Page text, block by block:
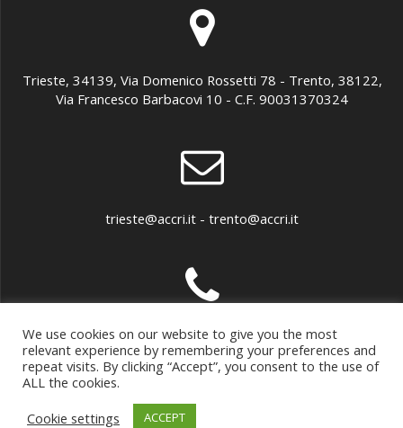
Trieste, 34139, Via Domenico Rossetti 78 - Trento, 38122,
Via Francesco Barbacovi 10 - C.F. 90031370324
trieste@accri.it - trento@accri.it
040 307899 - 0461 891279
We use cookies on our website to give you the most
relevant experience by remembering your preferences and
repeat visits. By clicking “Accept”, you consent to the use of
ALL the cookies.
Cookie settings
ACCEPT